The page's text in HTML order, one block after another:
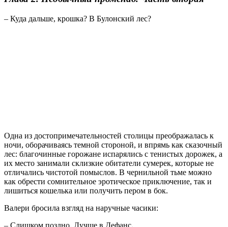
– Куда дальше, крошка? В Булонский лес?
Одна из достопримечательностей столицы преображалась к
ночи, оборачиваясь темной стороной, и впрямь как сказочный
лес: благочинные горожане испарялись с тенистых дорожек, а
их место занимали склизкие обитатели сумерек, которые не
отличались чистотой помыслов. В чернильной тьме можно
как обрести сомнительное эротическое приключение, так и
лишиться кошелька или получить пером в бок.
Валери бросила взгляд на наручные часики:
– Слишком поздно. Лучше в Дефанс.